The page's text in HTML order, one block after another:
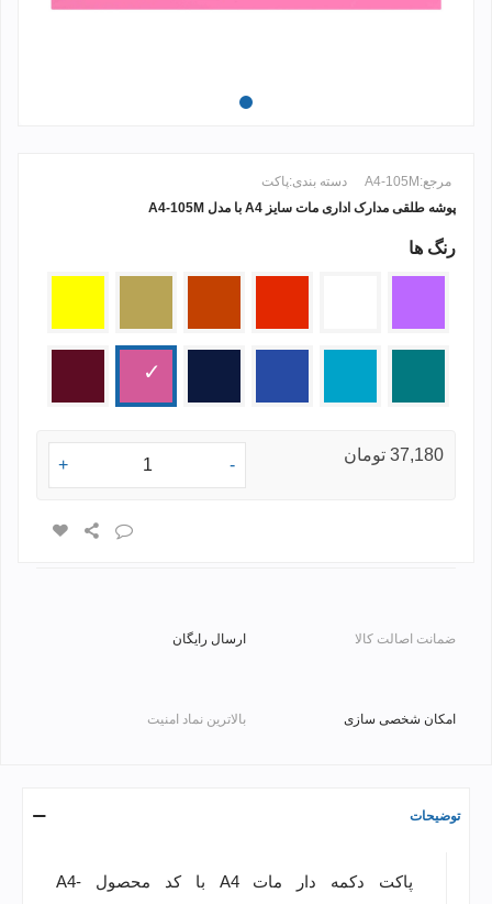
مرجع: A4-105M دسته بندی:پاکت
پوشه طلقی مدارک اداری مات سایز A4 با مدل A4-105M
ادامه مطلب +
رنگ ها
37,180 تومان
-
+
ضمانت اصالت کالا ارسال رایگان
امکان شخصی سازی بالاترین نماد امنیت
توضیحات
پاکت دکمه دار مات A4 با کد محصول A4-